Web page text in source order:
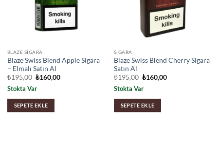
BLAZE SIGARA
Blaze Swiss Blend Apple Sigara
– Elmalı Satın Al
₺195,00 Orijinal
₺195,00.
₺160,00Şu
Stokta Var
SEPETE EKLE
SIGARA
Blaze Swiss Blend Cherry Sigara
Satın Al
₺195,00 Orijinal
₺195,00.
₺160,00Şu
Stokta Var
SEPETE EKLE